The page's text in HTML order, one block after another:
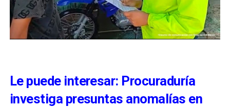
Le puede interesar: Procuraduría
investiga presuntas anomalías en